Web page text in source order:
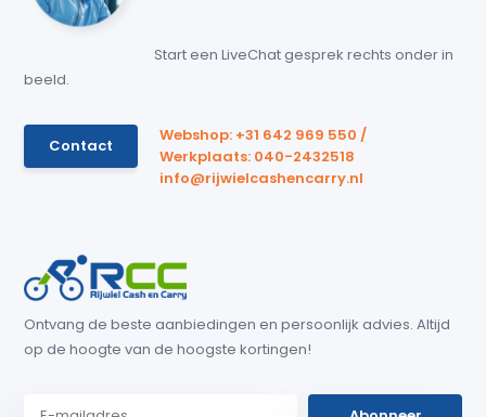
Start een LiveChat gesprek rechts onder in
beeld.
Contact
Webshop: +31 642 969 550 /
Werkplaats: 040-2432518
info@rijwielcashencarry.nl
Ontvang de beste aanbiedingen en persoonlijk advies. Altijd
op de hoogte van de hoogste kortingen!